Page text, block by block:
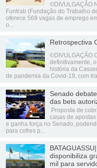
©DIVULGAÇÃO
Funtrab (Fundação do Trabalho
oferece 569 vagas de emprego
o...
Retrospectiva
©DIVULGAÇÃO
definitivamente,
história da
de pandemia da Covid-19, com
Senado
das bets
Proposta de
casas de
e ganha força no Senado,
para cofres p...
disponibiliza
mil para